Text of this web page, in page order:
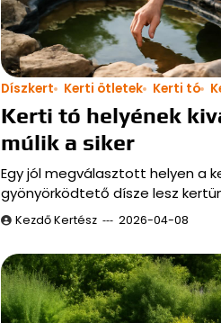
Díszkert Kerti ötletek Kerti tó
Kerti tó helyének
múlik a siker
Egy jól megválasztott helyen a
gyönyörködtető dísze lesz
Kezdő Kertész 2026-04-08